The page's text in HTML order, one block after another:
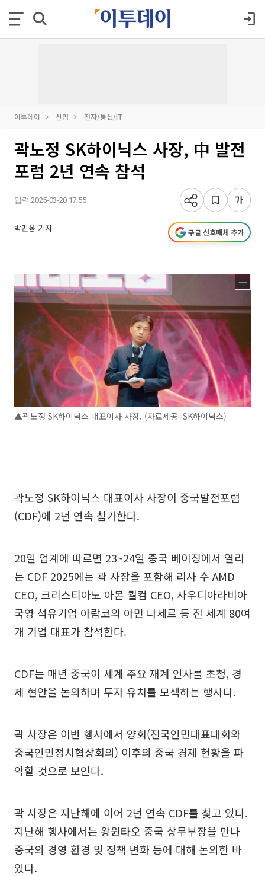
이투데이 산업 전자/통신/IT
곽노정 SK하이닉스 사장, 中 발전
포럼 2년 연속 참석
입력 2025-03-20 17:55
박민웅 기자 구글 선호매체 추가
▲곽노정 SK하이닉스 대표이사 사장. (자료제공=SK하이닉스)
곽노정 SK하이닉스 대표이사 사장이 중국발전포럼
(CDF)에 2년 연속 참가한다.
20일 업계에 따르면 23~24일 중국 베이징에서 열리
는 CDF 2025에는 곽 사장을 포함해 리사 수 AMD
CEO, 크리스티아노 아몬 퀄컴 CEO, 사우디아라비아
국영 석유기업 아람코의 아민 나세르 등 전 세계 80여
개 기업 대표가 참석한다.
CDF는 매년 중국이 세계 주요 재계 인사를 초청, 경
제 현안을 논의하며 투자 유치를 모색하는 행사다.
곽 사장은 이번 행사에서 양회(전국인민대표대회와
중국인민정치협상회의) 이후의 중국 경제 현황을 파
악할 것으로 보인다.
곽 사장은 지난해에 이어 2년 연속 CDF를 찾고 있다.
지난해 행사에서는 왕원타오 중국 상무부장을 만나
중국의 경영 환경 및 정책 변화 등에 대해 논의한 바
있다.